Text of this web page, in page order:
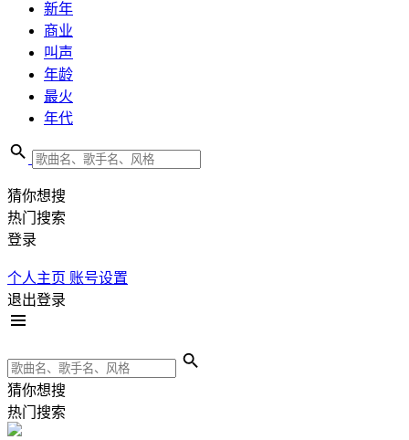
新年
商业
叫声
年龄
最火
年代
猜你想搜
热门搜索
登录
个人主页 账号设置
退出登录
猜你想搜
热门搜索